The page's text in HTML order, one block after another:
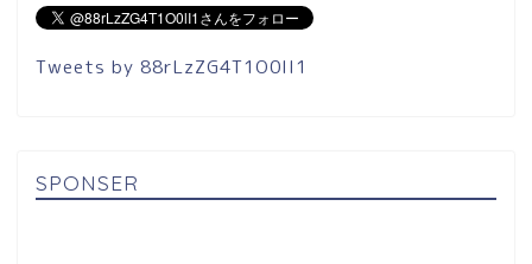
Tweets by 88rLzZG4T1O0lI1
SPONSER